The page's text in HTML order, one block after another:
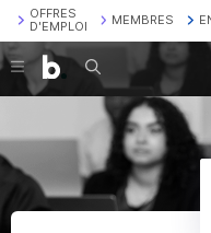
OFFRES
D'EMPLOI
MEMBRES
Recherche